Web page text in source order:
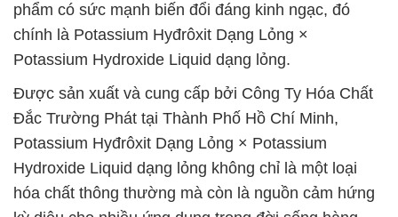
phẩm có sức mạnh biến đổi đáng kinh ngạc, đó
chính là Potassium Hyđrôxit Dạng Lỏng ×
Potassium Hydroxide Liquid dạng lỏng.
Được sản xuất và cung cấp bởi Công Ty Hóa Chất
Đắc Trường Phát tại Thành Phố Hồ Chí Minh,
Potassium Hyđrôxit Dạng Lỏng × Potassium
Hydroxide Liquid dạng lỏng không chỉ là một loại
hóa chất thông thường mà còn là nguồn cảm hứng